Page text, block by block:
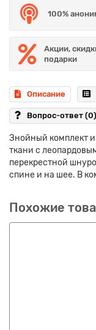
100%
Акции,
подарки
Описание
Вопрос-ответ (0)
Знойный комплект
ткани с
перекрестной
спине и на шее. В
Похожие